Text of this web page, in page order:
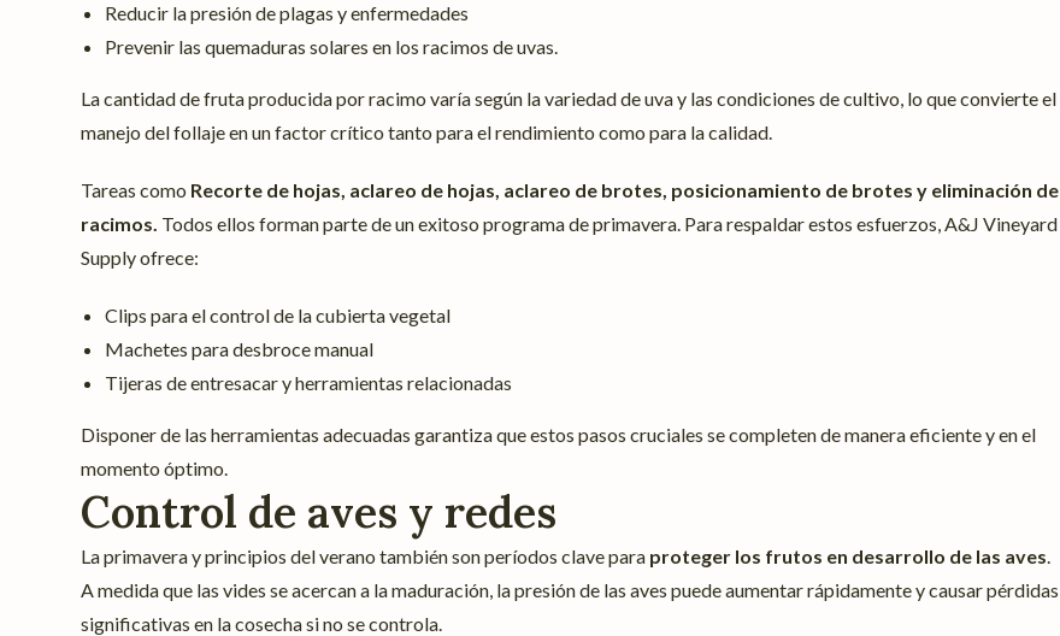
Reducir la presión de plagas y enfermedades
Prevenir las quemaduras solares en los racimos de uvas.
La cantidad de fruta producida por racimo varía según la variedad de uva y las condiciones de cultivo, lo que convierte el
manejo del follaje en un factor crítico tanto para el rendimiento como para la calidad.
Tareas como Recorte de hojas, aclareo de hojas, aclareo de brotes, posicionamiento de brotes y eliminación de
racimos. Todos ellos forman parte de un exitoso programa de primavera. Para respaldar estos esfuerzos, A&J Vineyard
Supply ofrece:
Clips para el control de la cubierta vegetal
Machetes para desbroce manual
Tijeras de entresacar y herramientas relacionadas
Disponer de las herramientas adecuadas garantiza que estos pasos cruciales se completen de manera eficiente y en el
momento óptimo.
Control de aves y redes
La primavera y principios del verano también son períodos clave para proteger los frutos en desarrollo de las aves.
A medida que las vides se acercan a la maduración, la presión de las aves puede aumentar rápidamente y causar pérdidas
significativas en la cosecha si no se controla.